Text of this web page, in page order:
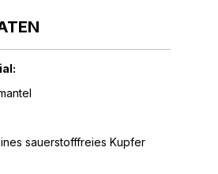
sauerstofffreies Kupfer